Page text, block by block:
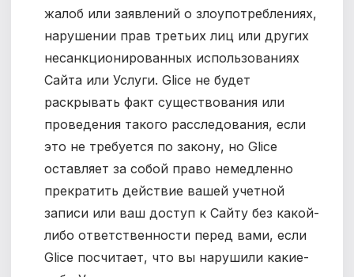
жалоб или заявлений о злоупотреблениях,
нарушении прав третьих лиц или других
несанкционированных использованиях
Сайта или Услуги. Glice не будет
раскрывать факт существования или
проведения такого расследования, если
это не требуется по закону, но Glice
оставляет за собой право немедленно
прекратить действие вашей учетной
записи или ваш доступ к Сайту без какой-
либо ответственности перед вами, если
Glice посчитает, что вы нарушили какие-